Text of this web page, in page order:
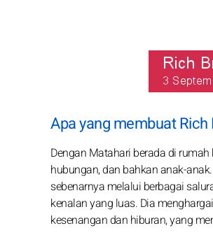
Apa yang membuat
Dengan Matahari berada di
hubungan, dan bahkan anak-
sebenarnya melalui berbagai
kenalan yang luas. Dia
kesenangan dan hiburan, yang